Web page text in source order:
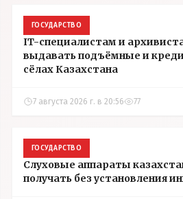
ГОСУДАРСТВО
IT-специалистам и
выдавать подъёмные и
сёлах Казахстана
7 августа 2026 г. в 20:56 77
ГОСУДАРСТВО
Слуховые аппараты
получать без установления